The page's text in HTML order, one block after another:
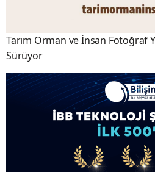
Tarım Orman ve İnsan Fotoğraf
Sürüyor